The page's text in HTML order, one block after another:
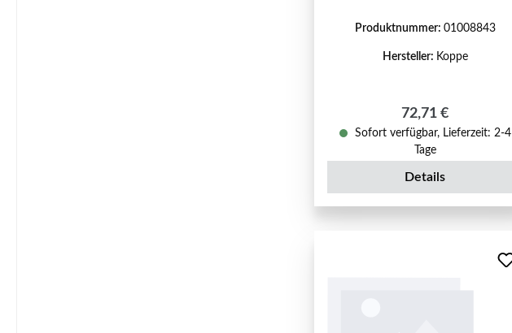
Produktnummer: 01008843
Hersteller: Koppe
Regulärer Preis:
72,71 €
Sofort verfügbar, Lieferzeit: 2-4
Tage
Details